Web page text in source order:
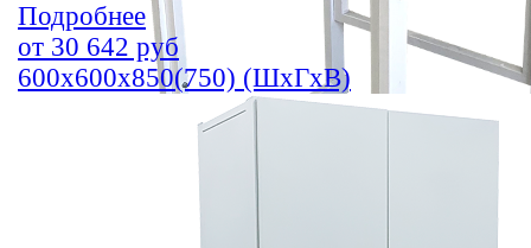
Подробнее
от 30 642 руб
600х600х850(750) (ШхГхВ)